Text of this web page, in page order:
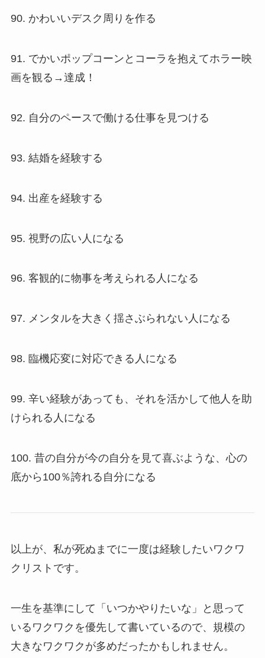
90. かわいいデスク周りを作る
91. でかいポップコーンとコーラを抱えてホラー映
画を観る→達成！
92. 自分のペースで働ける仕事を見つける
93. 結婚を経験する
94. 出産を経験する
95. 視野の広い人になる
96. 客観的に物事を考えられる人になる
97. メンタルを大きく揺さぶられない人になる
98. 臨機応変に対応できる人になる
99. 辛い経験があっても、それを活かして他人を助
けられる人になる
100. 昔の自分が今の自分を見て喜ぶような、心の
底から100％誇れる自分になる
以上が、私が死ぬまでに一度は経験したいワクワ
クリストです。
一生を基準にして「いつかやりたいな」と思って
いるワクワクを優先して書いているので、規模の
大きなワクワクが多めだったかもしれません。